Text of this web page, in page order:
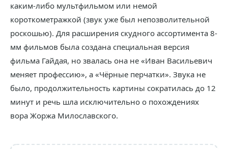
каким-либо мультфильмом или немой
короткометражкой (звук уже был непозволительной
роскошью). Для расширения скудного ассортимента 8-
мм фильмов была создана специальная версия
фильма Гайдая, но звалась она не «Иван Васильевич
меняет профессию», а «Чёрные перчатки». Звука не
было, продолжительность картины сократилась до 12
минут и речь шла исключительно о похождениях
вора Жоржа Милославского.